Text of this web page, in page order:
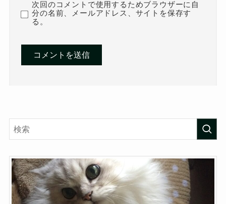
次回のコメントで使用するためブラウザーに自
分の名前、メールアドレス、サイトを保存す
る。